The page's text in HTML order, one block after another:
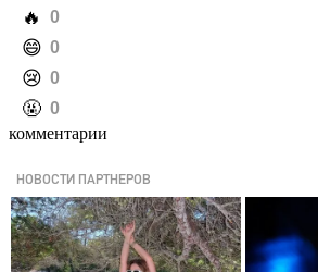
️🔥 0
️😄 0
️😢 0
️🤬 0
комментарии